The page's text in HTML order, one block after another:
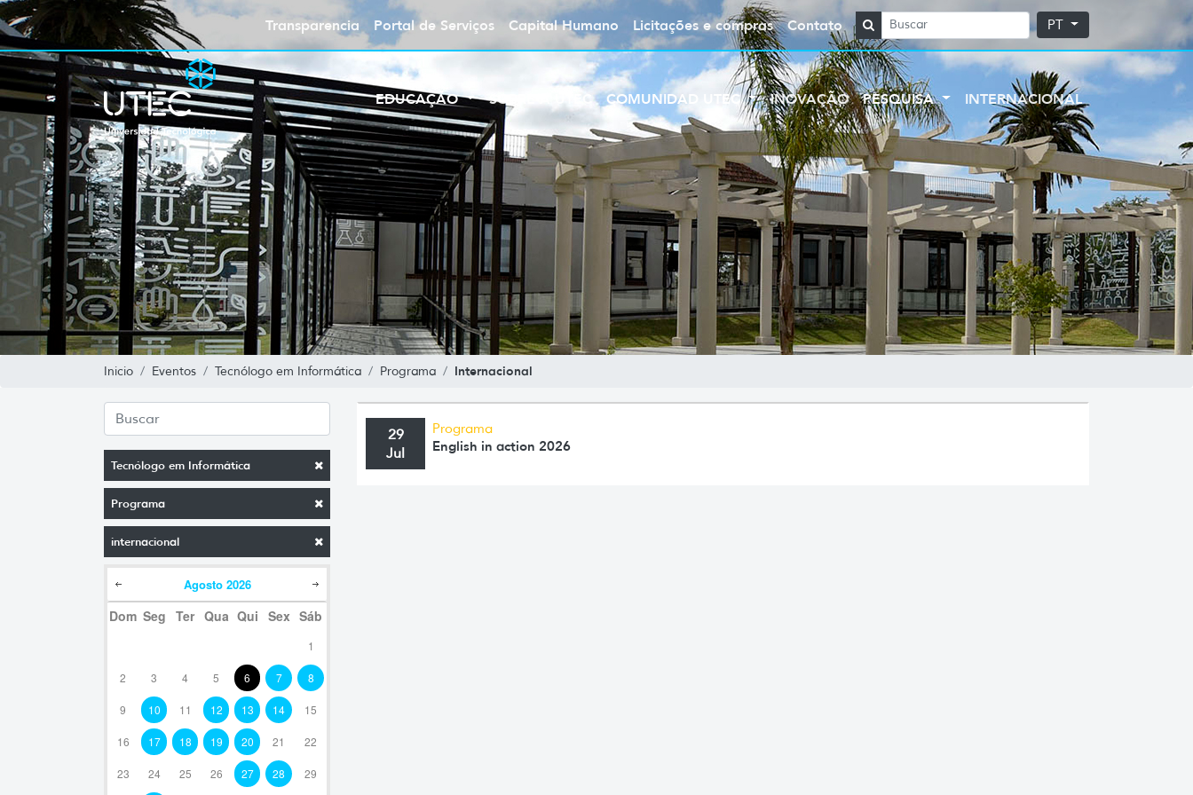
Transparencia Portal de Serviços Capital Humano Licitações e compras Contato PT
EDUCAÇÃO SOBRE A UTEC COMUNIDAD UTEC INOVAÇÃO PESQUISA INTERNACIONAL
Inicio Eventos Tecnólogo em Informática Programa Internacional
Tecnólogo em Informática
Programa
internacional
Agosto 2026
Dom Seg Ter Qua Qui Sex Sáb
1
2 3 4 5 6 7 8
9 10 11 12 13 14 15
16 17 18 19 20 21 22
23 24 25 26 27 28 29
29
Jul
Programa
English in action 2026